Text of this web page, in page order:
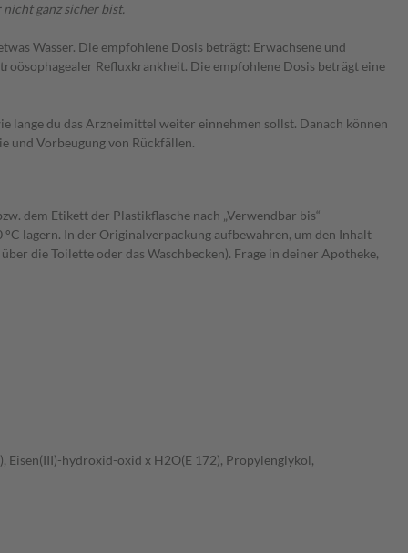
ganz sicher bist.
Wasser. Die empfohlene Dosis beträgt: Erwachsene und
Refluxkrankheit. Die empfohlene Dosis beträgt eine
lange du das Arzneimittel weiter einnehmen sollst. Danach können
und Vorbeugung von Rückfällen.
dem Etikett der Plastikflasche nach „Verwendbar bis“
lagern. In der Originalverpackung aufbewahren, um den Inhalt
die Toilette oder das Waschbecken). Frage in deiner Apotheke,
Eisen(III)-hydroxid-oxid x H2O(E 172), Propylenglykol,